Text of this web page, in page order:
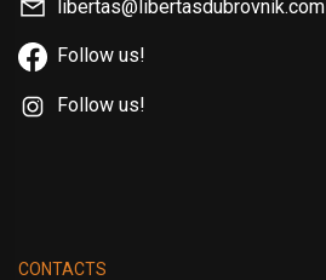
libertas@libertasdubrovnik.com
Follow us!
Follow us!
CONTACTS